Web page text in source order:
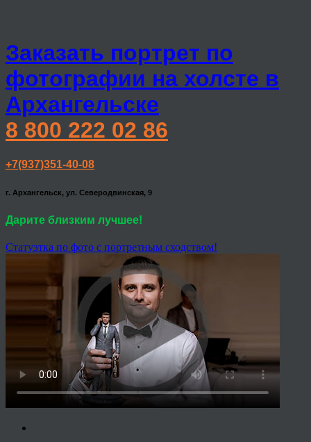
Заказать портрет по
фотографии на холсте в
Архангельске
8 800 222 02 86
+7(937)351-40-08
г. Архангельск, ул. Северодвинская, 9
Дарите близким лучшее!
Статуэтка по фото с портретным сходством!